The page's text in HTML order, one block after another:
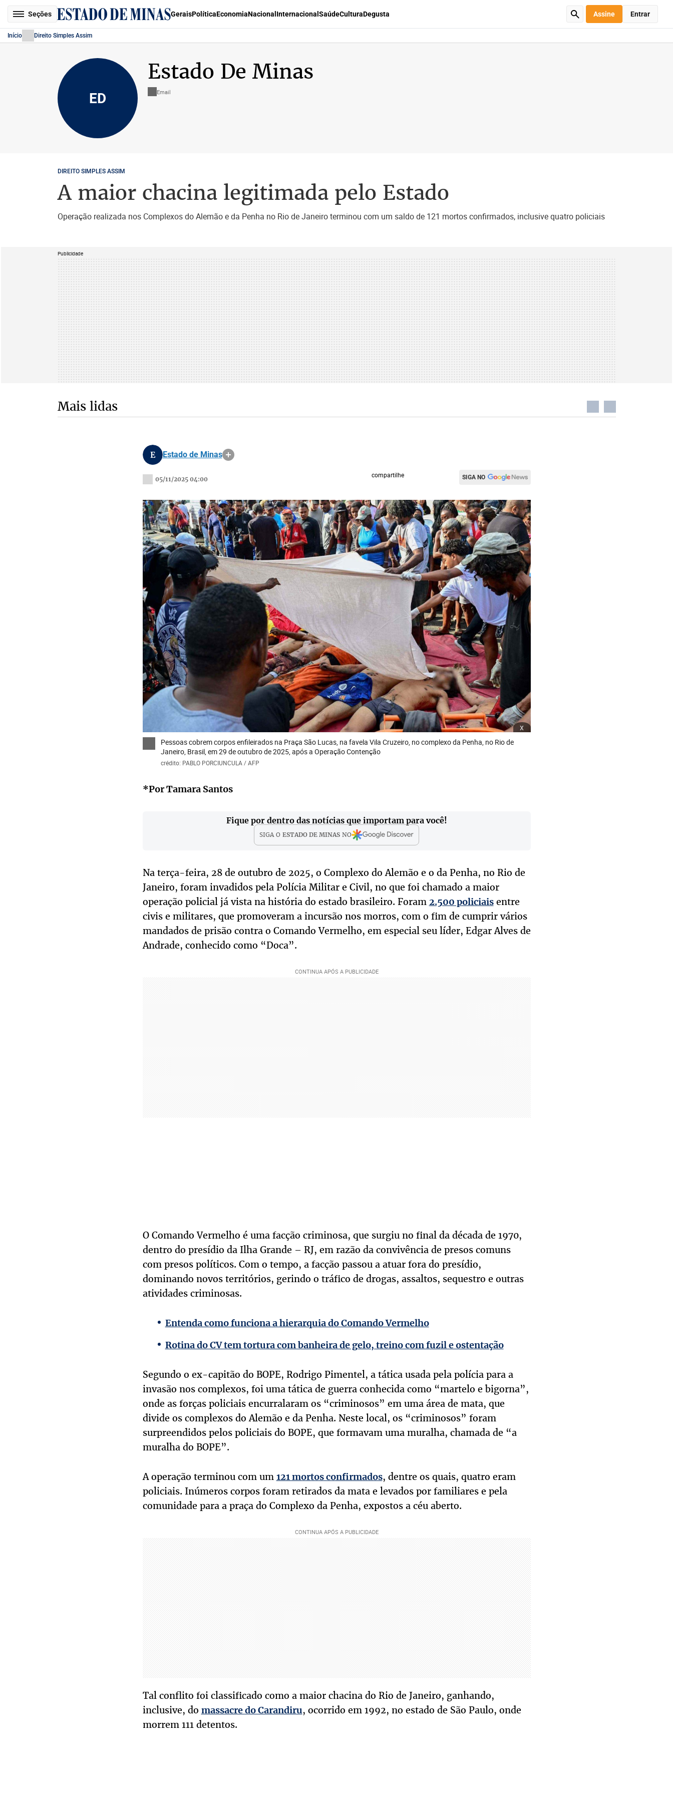
Seções GeraisPolíticaEconomiaNacional Internacional SaúdeCulturaDegusta Assine Entrar
Início Direito Simples Assim
ED
Estado De Minas
Email
DIREITO SIMPLES ASSIM
A maior chacina legitimada pelo Estado
Operação realizada nos Complexos do Alemão e da Penha no Rio de Janeiro terminou com um saldo de 121 mortos confirmados, inclusive quatro policiais
Publicidade
Mais lidas
E Estado de Minas
05/11/2025 04:00
compartilhe SIGA NO
x
Pessoas cobrem corpos enfileirados na Praça São Lucas, na favela Vila Cruzeiro, no complexo da Penha, no Rio de
Janeiro, Brasil, em 29 de outubro de 2025, após a Operação Contenção
crédito: PABLO PORCIUNCULA / AFP
*Por Tamara Santos
Fique por dentro das notícias que importam para você!
SIGA O ESTADO DE MINAS NO
Na terça-feira, 28 de outubro de 2025, o Complexo do Alemão e o da Penha, no Rio de
Janeiro, foram invadidos pela Polícia Militar e Civil, no que foi chamado a maior
operação policial já vista na história do estado brasileiro. Foram 2.500 policiaisentre
civis e militares, que promoveram a incursão nos morros, com o fim de cumprir vários
mandados de prisão contra o Comando Vermelho, em especial seu líder, Edgar Alves de
Andrade, conhecido como “Doca”.
O Comando Vermelho é uma facção criminosa, que surgiu no final da década de 1970,
dentro do presídio da Ilha Grande – RJ, em razão da convivência de presos comuns
com presos políticos. Com o tempo, a facção passou a atuar fora do presídio,
dominando novos territórios, gerindo o tráfico de drogas, assaltos, sequestro e outras
atividades criminosas.
Entenda como funciona a hierarquia do Comando Vermelho
Rotina do CV tem tortura com banheira de gelo, treino com fuzil e ostentação
Segundo o ex-capitão do BOPE, Rodrigo Pimentel, a tática usada pela polícia para a
invasão nos complexos, foi uma tática de guerra conhecida como “martelo e bigorna”,
onde as forças policiais encurralaram os “criminosos” em uma área de mata, que
divide os complexos do Alemão e da Penha. Neste local, os “criminosos” foram
surpreendidos pelos policiais do BOPE, que formavam uma muralha, chamada de “a
muralha do BOPE”.
A operação terminou com um 121 mortos confirmados, dentre os quais, quatro eram
policiais. Inúmeros corpos foram retirados da mata e levados por familiares e pela
comunidade para a praça do Complexo da Penha, expostos a céu aberto.
Tal conflito foi classificado como a maior chacina do Rio de Janeiro, ganhando,
inclusive, do massacre do Carandiru, ocorrido em 1992, no estado de São Paulo, onde
morrem 111 detentos.